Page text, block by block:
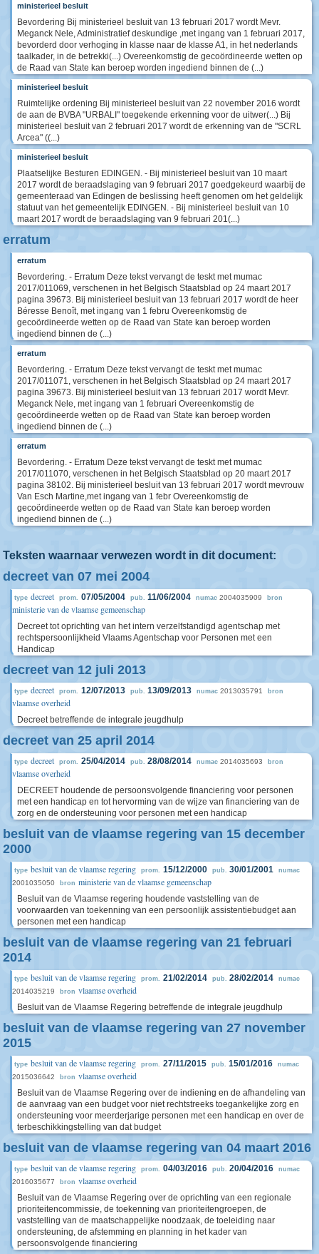
ministerieel besluit
Bevordering Bij ministerieel besluit van 13 februari 2017 wordt Mevr.
Meganck Nele, Administratief deskundige ,met ingang van 1 februari 2017,
bevorderd door verhoging in klasse naar de klasse A1, in het nederlands
taalkader, in de betrekki(...) Overeenkomstig de gecoördineerde wetten op
de Raad van State kan beroep worden ingediend binnen de (...)
ministerieel besluit
Ruimtelijke ordening Bij ministerieel besluit van 22 november 2016 wordt
de aan de BVBA "URBALI" toegekende erkenning voor de uitwer(...) Bij
ministerieel besluit van 2 februari 2017 wordt de erkenning van de "SCRL
Arcea" ((...)
ministerieel besluit
Plaatselijke Besturen EDINGEN. - Bij ministerieel besluit van 10 maart
2017 wordt de beraadslaging van 9 februari 2017 goedgekeurd waarbij de
gemeenteraad van Edingen de beslissing heeft genomen om het geldelijk
statuut van het gemeentelijk EDINGEN. - Bij ministerieel besluit van 10
maart 2017 wordt de beraadslaging van 9 februari 201(...)
erratum
erratum
Bevordering. - Erratum Deze tekst vervangt de teskt met mumac
2017/011069, verschenen in het Belgisch Staatsblad op 24 maart 2017
pagina 39673. Bij ministerieel besluit van 13 februari 2017 wordt de heer
Béresse Benoît, met ingang van 1 febru Overeenkomstig de
gecoördineerde wetten op de Raad van State kan beroep worden
ingediend binnen de (...)
erratum
Bevordering. - Erratum Deze tekst vervangt de teskt met mumac
2017/011071, verschenen in het Belgisch Staatsblad op 24 maart 2017
pagina 39673. Bij ministerieel besluit van 13 februari 2017 wordt Mevr.
Meganck Nele, met ingang van 1 februari Overeenkomstig de
gecoördineerde wetten op de Raad van State kan beroep worden
ingediend binnen de (...)
erratum
Bevordering. - Erratum Deze tekst vervangt de teskt met mumac
2017/011070, verschenen in het Belgisch Staatsblad op 20 maart 2017
pagina 38102. Bij ministerieel besluit van 13 februari 2017 wordt mevrouw
Van Esch Martine,met ingang van 1 febr Overeenkomstig de
gecoördineerde wetten op de Raad van State kan beroep worden
ingediend binnen de (...)
Teksten waarnaar verwezen wordt in dit document:
decreet van 07 mei 2004
type decreet prom. 07/05/2004 pub. 11/06/2004 numac 2004035909 bron
ministerie van de vlaamse gemeenschap
Decreet tot oprichting van het intern verzelfstandigd agentschap met
rechtspersoonlijkheid Vlaams Agentschap voor Personen met een
Handicap
decreet van 12 juli 2013
type decreet prom. 12/07/2013 pub. 13/09/2013 numac 2013035791 bron
vlaamse overheid
Decreet betreffende de integrale jeugdhulp
decreet van 25 april 2014
type decreet prom. 25/04/2014 pub. 28/08/2014 numac 2014035693 bron
vlaamse overheid
DECREET houdende de persoonsvolgende financiering voor personen
met een handicap en tot hervorming van de wijze van financiering van de
zorg en de ondersteuning voor personen met een handicap
besluit van de vlaamse regering van 15 december
2000
type besluit van de vlaamse regering prom. 15/12/2000 pub. 30/01/2001 numac
2001035050 bron ministerie van de vlaamse gemeenschap
Besluit van de Vlaamse regering houdende vaststelling van de
voorwaarden van toekenning van een persoonlijk assistentiebudget aan
personen met een handicap
besluit van de vlaamse regering van 21 februari
2014
type besluit van de vlaamse regering prom. 21/02/2014 pub. 28/02/2014 numac
2014035219 bron vlaamse overheid
Besluit van de Vlaamse Regering betreffende de integrale jeugdhulp
besluit van de vlaamse regering van 27 november
2015
type besluit van de vlaamse regering prom. 27/11/2015 pub. 15/01/2016 numac
2015036642 bron vlaamse overheid
Besluit van de Vlaamse Regering over de indiening en de afhandeling van
de aanvraag van een budget voor niet rechtstreeks toegankelijke zorg en
ondersteuning voor meerderjarige personen met een handicap en over de
terbeschikkingstelling van dat budget
besluit van de vlaamse regering van 04 maart 2016
type besluit van de vlaamse regering prom. 04/03/2016 pub. 20/04/2016 numac
2016035677 bron vlaamse overheid
Besluit van de Vlaamse Regering over de oprichting van een regionale
prioriteitencommissie, de toekenning van prioriteitengroepen, de
vaststelling van de maatschappelijke noodzaak, de toeleiding naar
ondersteuning, de afstemming en planning in het kader van
persoonsvolgende financiering